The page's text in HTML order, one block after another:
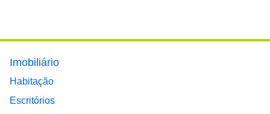
Footer main menu
Imobiliário
Habitação
Escritórios